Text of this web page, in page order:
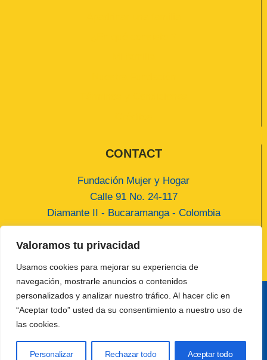
Valoramos tu privacidad
Usamos cookies para mejorar su experiencia de
navegación, mostrarle anuncios o contenidos
personalizados y analizar nuestro tráfico. Al hacer clic en
“Aceptar todo” usted da su consentimiento a nuestro uso de
las cookies.
Personalizar Rechazar todo Aceptar todo
CONTACT
Fundación Mujer y Hogar
Calle 91 No. 24-117
Diamante II - Bucaramanga - Colombia
contact@fundacionmujeryhogar.org
(+57) 318 3381508
© 2026 Fundación Mujer y Hogar Developed by